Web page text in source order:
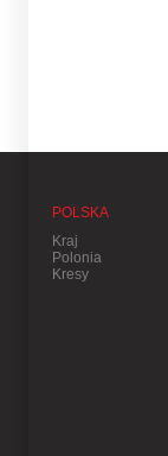
POLSKA
Kraj
Polonia
Kresy